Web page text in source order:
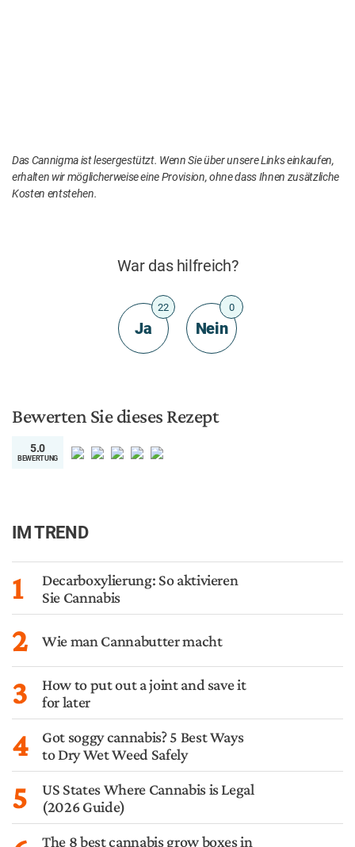
Das Cannigma ist lesergestützt. Wenn Sie über unsere Links einkaufen,
erhalten wir möglicherweise eine Provision, ohne dass Ihnen zusätzliche
Kosten entstehen.
War das hilfreich?
Ja
22
Nein
0
Bewerten Sie dieses Rezept
5.0
BEWERTUNG
IM TREND
1
Decarboxylierung: So aktivieren
Sie Cannabis
2 Wie man Cannabutter macht
3
How to put out a joint and save it
for later
4
Got soggy cannabis? 5 Best Ways
to Dry Wet Weed Safely
5
US States Where Cannabis is Legal
(2026 Guide)
The 8 best cannabis grow boxes in